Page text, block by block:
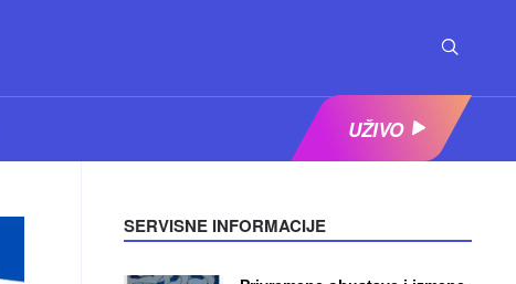
UŽIVO
SERVISNE INFORMACIJE